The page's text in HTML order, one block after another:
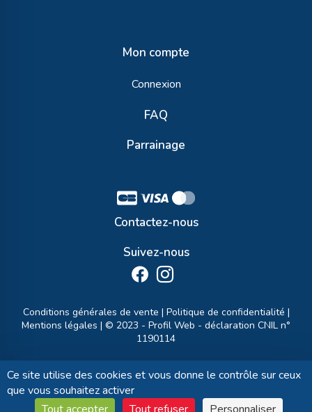
Mon compte
Connexion
FAQ
Parrainage
Contactez-nous
Suivez-nous
Conditions générales de vente | Politique de confidentialité |
Mentions légales | © 2023 - Profil Web - déclaration CNIL n°
1190114
Ce site utilise des cookies et vous donne le contrôle sur ceux
que vous souhaitez activer